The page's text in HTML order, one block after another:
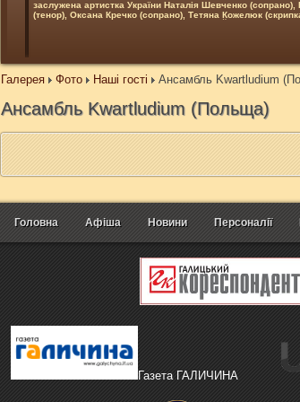
заслужена артистка України Наталія Шевченко
(тенор), Оксана Кречко (сопрано), Тетяна Кожелюк
У програмі твори А.Страделли, А.Вівальді, Й.С.Баха,
Галерея Фото Наші гості Ансамбль Kwartludium
Ансамбль Kwartludium (Польща)
Головна Афіша Новини Персоналії
Газета ГАЛИЧИНА